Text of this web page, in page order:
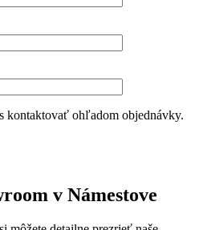
kontaktovať ohľadom objednávky.
v Námestove